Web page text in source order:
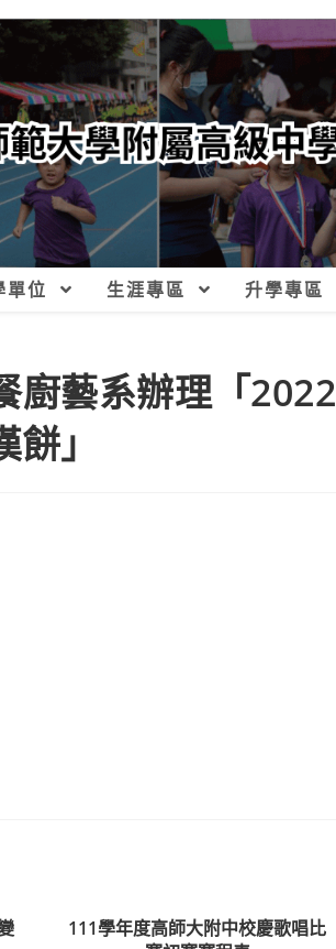
單位 生涯專區 升學專區
廚藝系辦理「2022
」
111學年度高師大附中校慶歌唱比